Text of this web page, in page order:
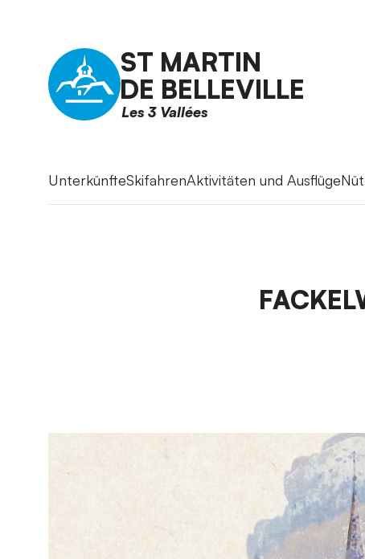
ST MARTIN
DE BELLEVILLE
Les 3 Vallées
UnterkünfteSkifahrenAktivitäten und Ausflüge